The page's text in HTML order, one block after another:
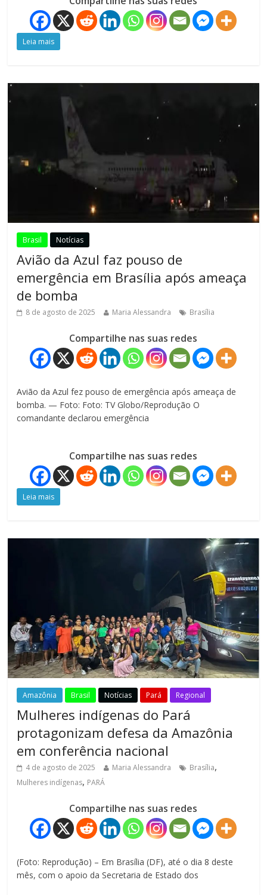
Leia mais
Brasil Notícias
Avião da Azul faz pouso de
emergência em Brasília após ameaça
de bomba
8 de agosto de 2025 Maria Alessandra Brasília
Compartilhe nas suas redes
Avião da Azul fez pouso de emergência após ameaça de
bomba. — Foto: Foto: TV Globo/Reprodução O
comandante declarou emergência
Compartilhe nas suas redes
Leia mais
Amazônia Brasil Notícias Pará Regional
Mulheres indígenas do Pará
protagonizam defesa da Amazônia
em conferência nacional
4 de agosto de 2025 Maria Alessandra Brasília,
Mulheres indígenas, PARÁ
Compartilhe nas suas redes
(Foto: Reprodução) – Em Brasília (DF), até o dia 8 deste
mês, com o apoio da Secretaria de Estado dos